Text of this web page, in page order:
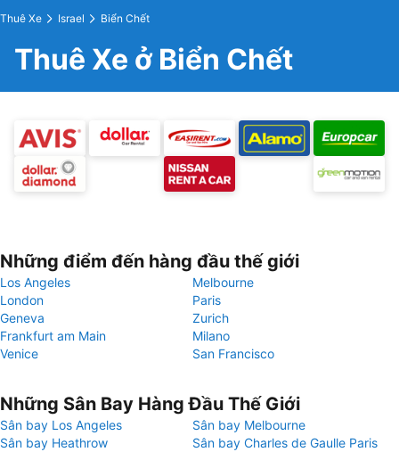
Thuê Xe Israel Biển Chết
Thuê Xe ở Biển Chết
Những điểm đến hàng đầu thế giới
Los Angeles
Melbourne
London
Paris
Geneva
Zurich
Frankfurt am Main
Milano
Venice
San Francisco
Những Sân Bay Hàng Đầu Thế Giới
Sân bay Los Angeles
Sân bay Melbourne
Sân bay Heathrow
Sân bay Charles de Gaulle Paris